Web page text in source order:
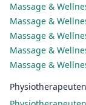
Massage &
Massage &
Massage &
Massage &
Massage &
Physiotherapeuten